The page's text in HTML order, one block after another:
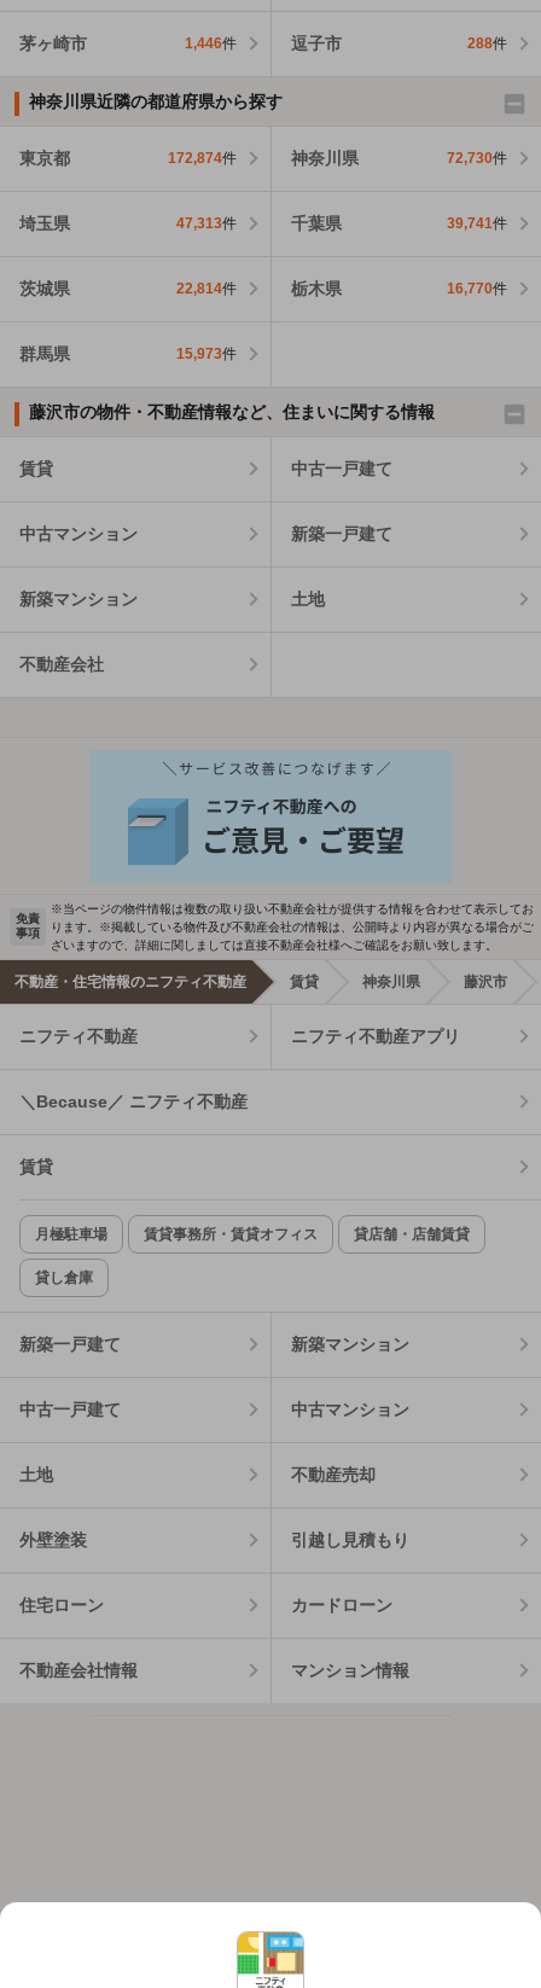
茅ヶ崎市 1,446件 逗子市 288件
神奈川県近隣の都道府県から探す
東京都 172,874件 神奈川県 72,730件
埼玉県 47,313件 千葉県 39,741件
茨城県 22,814件 栃木県 16,770件
群馬県 15,973件
藤沢市の物件・不動産情報など、住まいに関する情報
賃貸 中古一戸建て
中古マンション 新築一戸建て
新築マンション 土地
不動産会社
免責
事項
※当ページの物件情報は複数の取り扱い不動産会社が提供する情報を合わせて表示してお
ります。※掲載している物件及び不動産会社の情報は、公開時より内容が異なる場合がご
ざいますので、詳細に関しましては直接不動産会社様へご確認をお願い致します。
不動産・住宅情報のニフティ不動産 賃貸 神奈川県 藤沢市
ニフティ不動産 ニフティ不動産アプリ
＼Because／ ニフティ不動産
賃貸
月極駐車場 賃貸事務所・賃貸オフィス 貸店舗・店舗賃貸
貸し倉庫
新築一戸建て 新築マンション
中古一戸建て 中古マンション
土地 不動産売却
外壁塗装 引越し見積もり
住宅ローン カードローン
不動産会社情報 マンション情報